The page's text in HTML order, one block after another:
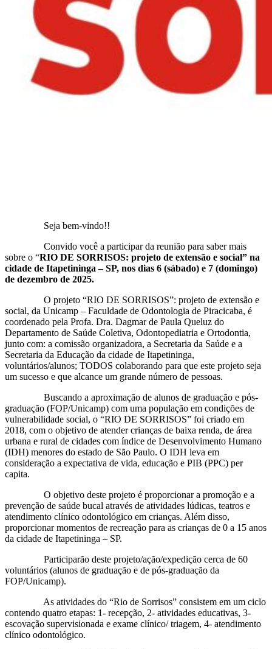
Seja bem-vindo!!
Convido você a participar da reunião para saber mais
sobre o “RIO DE SORRISOS: projeto de extensão e social” na
cidade de Itapetininga – SP, nos dias 6 (sábado) e 7 (domingo)
de dezembro de 2025.
O projeto “RIO DE SORRISOS”: projeto de extensão e
social, da Unicamp – Faculdade de Odontologia de Piracicaba, é
coordenado pela Profa. Dra. Dagmar de Paula Queluz do
Departamento de Saúde Coletiva, Odontopediatria e Ortodontia,
junto com: a comissão organizadora, a Secretaria da Saúde e a
Secretaria da Educação da cidade de Itapetininga,
voluntários/alunos; TODOS colaborando para que este projeto seja
um sucesso e que alcance um grande número de pessoas.
Buscando a aproximação de alunos de graduação e pós-
graduação (FOP/Unicamp) com uma população em condições de
vulnerabilidade social, o “RIO DE SORRISOS” foi criado em
2018, com o objetivo de atender crianças de baixa renda, de área
urbana e rural de cidades com índice de Desenvolvimento Humano
(IDH) menores do estado de São Paulo. O IDH leva em
consideração a expectativa de vida, educação e PIB (PPC) per
capita.
O objetivo deste projeto é proporcionar a promoção e a
prevenção de saúde bucal através de atividades lúdicas, teatros e
atendimento clínico odontológico em crianças. Além disso,
proporcionar momentos de recreação para as crianças de 0 a 15 anos
da cidade de Itapetininga – SP.
Participarão deste projeto/ação/expedição cerca de 60
voluntários (alunos de graduação e de pós-graduação da
FOP/Unicamp).
As atividades do “Rio de Sorrisos” consistem em um ciclo
contendo quatro etapas: 1- recepção, 2- atividades educativas, 3-
escovação supervisionada e exame clínico/ triagem, 4- atendimento
clínico odontológico.